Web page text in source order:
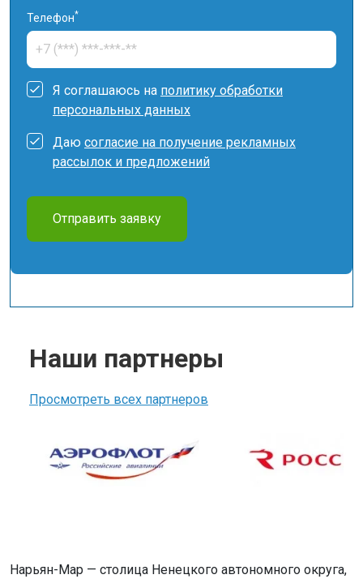
Телефон*
Я соглашаюсь на политику обработки
персональных данных
Даю согласие на получение рекламных
рассылок и предложений
Отправить заявку
Наши партнеры
Просмотреть всех партнеров
Нарьян-Мар — столица Ненецкого автономного округа,